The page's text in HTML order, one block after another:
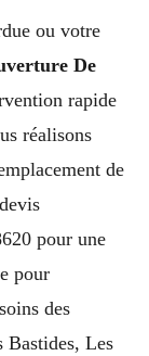
ou votre
De
rapide
réalisons
de
pour une
pour
des
Bastides, Les